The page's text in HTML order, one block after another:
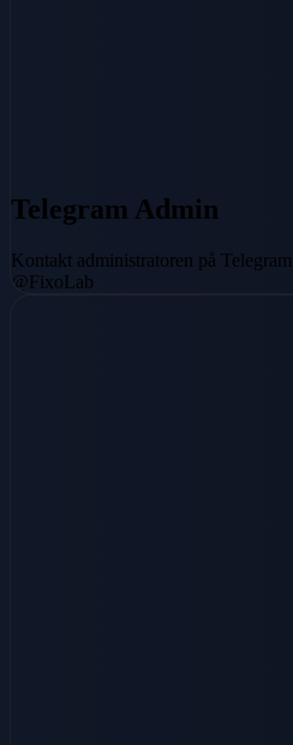
Telegram Admin
Kontakt administratoren på
@FixoLab